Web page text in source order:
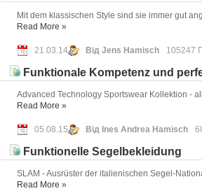
Mit dem klassischen Style sind sie immer gut
Read More »
21.03.14 Від Jens Hamisch 105247
Funktionale Kompetenz und
Advanced Technology Sportswear Kollektion -
Read More »
05.08.15 Від Ines Andrea Hamisch
Funktionelle Segelbekleidung
SLAM - Ausrüster der italienischen Segel-
Read More »